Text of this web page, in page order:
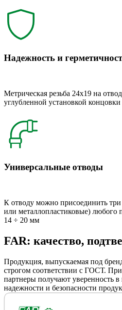
Надежность и
Метрическая резьба 24x19 на
углубленной установкой
Универсальные отводы
К отводу можно присоединить
или металлопластиковые) любого
14 ÷ 20 мм
FAR: качество,
Продукция, выпускаемая под
строгом соответствии с ГОСТ.
партнеры получают уверенность в
надежности и безопасности